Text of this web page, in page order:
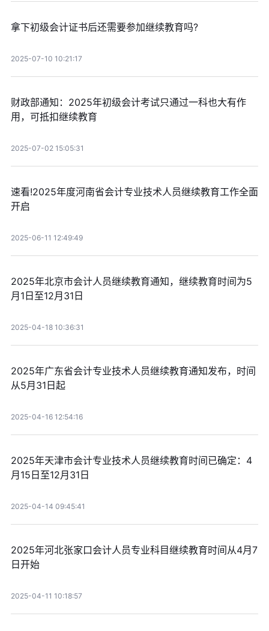
拿下初级会计证书后还需要参加继续教育吗?
2025-07-10 10:21:17
财政部通知：2025年初级会计考试只通过一科也大有作
用，可抵扣继续教育
2025-07-02 15:05:31
速看!2025年度河南省会计专业技术人员继续教育工作全面
开启
2025-06-11 12:49:49
2025年北京市会计人员继续教育通知，继续教育时间为5
月1日至12月31日
2025-04-18 10:36:31
2025年广东省会计专业技术人员继续教育通知发布，时间
从5月31日起
2025-04-16 12:54:16
2025年天津市会计专业技术人员继续教育时间已确定：4
月15日至12月31日
2025-04-14 09:45:41
2025年河北张家口会计人员专业科目继续教育时间从4月7
日开始
2025-04-11 10:18:57